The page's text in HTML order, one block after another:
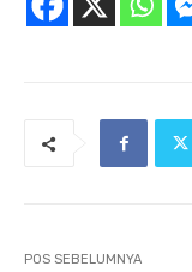
POS SEBELUMNYA